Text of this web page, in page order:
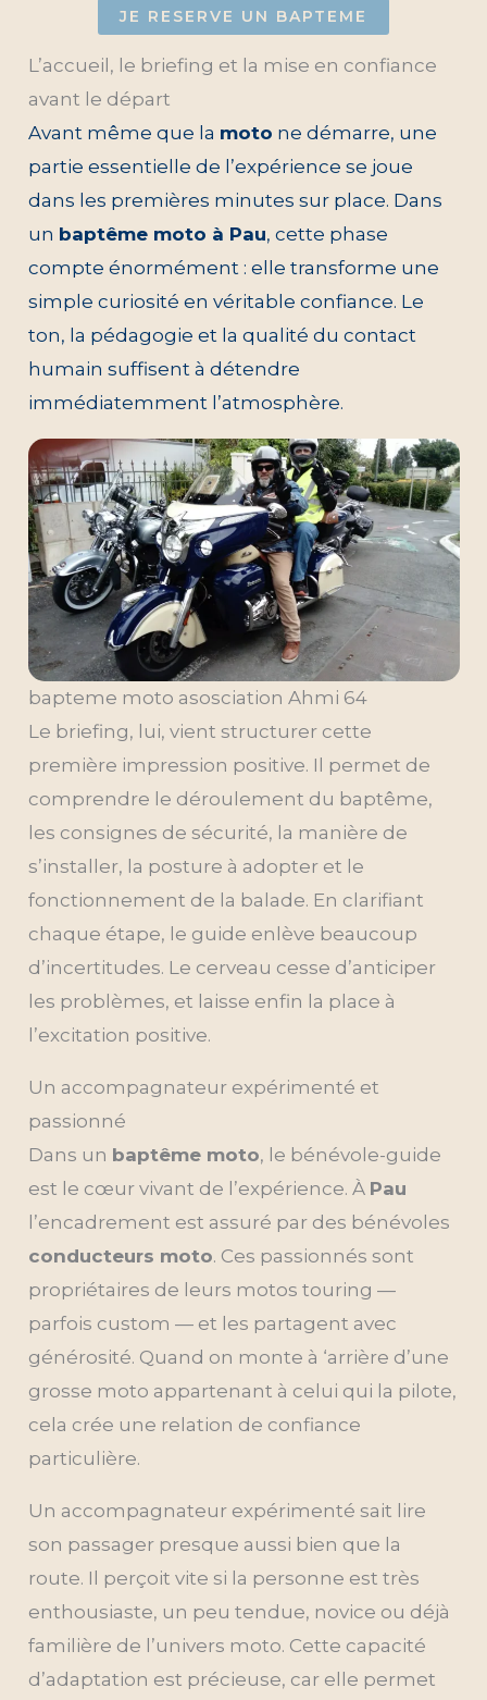
JE RESERVE UN BAPTEME
L’accueil, le briefing et la mise en confiance
avant le départ
Avant même que la moto ne démarre, une
partie essentielle de l’expérience se joue
dans les premières minutes sur place. Dans
un baptême moto à Pau, cette phase
compte énormément : elle transforme une
simple curiosité en véritable confiance. Le
ton, la pédagogie et la qualité du contact
humain suffisent à détendre
immédiatemment l’atmosphère.
bapteme moto asosciation Ahmi 64
Le briefing, lui, vient structurer cette
première impression positive. Il permet de
comprendre le déroulement du baptême,
les consignes de sécurité, la manière de
s’installer, la posture à adopter et le
fonctionnement de la balade. En clarifiant
chaque étape, le guide enlève beaucoup
d’incertitudes. Le cerveau cesse d’anticiper
les problèmes, et laisse enfin la place à
l’excitation positive.
Un accompagnateur expérimenté et
passionné
Dans un baptême moto, le bénévole-guide
est le cœur vivant de l’expérience. À Pau
l’encadrement est assuré par des bénévoles
conducteurs moto. Ces passionnés sont
propriétaires de leurs motos touring —
parfois custom — et les partagent avec
générosité. Quand on monte à ‘arrière d’une
grosse moto appartenant à celui qui la pilote,
cela crée une relation de confiance
particulière.
Un accompagnateur expérimenté sait lire
son passager presque aussi bien que la
route. Il perçoit vite si la personne est très
enthousiaste, un peu tendue, novice ou déjà
familière de l’univers moto. Cette capacité
d’adaptation est précieuse, car elle permet